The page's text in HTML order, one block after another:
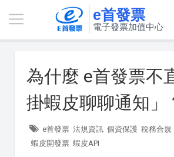
e首發票
電子發票加值中心
為什麼 e首發票不
掛蝦皮聊聊通知」
e首發票 法規資訊 個資保護 稅務合規
蝦皮開發票 蝦皮API